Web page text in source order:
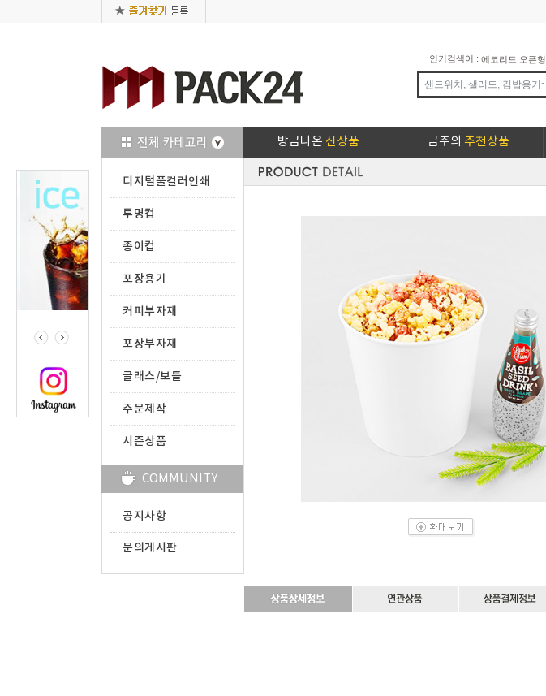
인기검색어 : 에코리드 오픈형
방금나온 신상품 금주의 추천상품
디지털풀컬러인쇄
투명컵
종이컵
포장용기
커피부자재
포장부자재
글래스/보틀
주문제작
시즌상품
COMMUNITY
공지사항
문의게시판